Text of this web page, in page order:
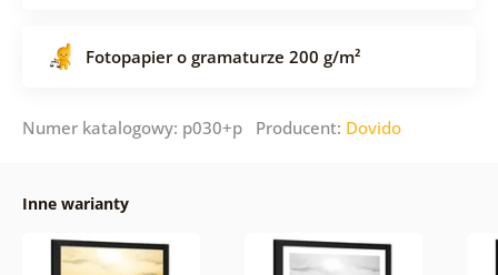
Fotopapier o gramaturze 200 g/m²
Numer katalogowy: p030+p Producent: Dovido
Inne warianty